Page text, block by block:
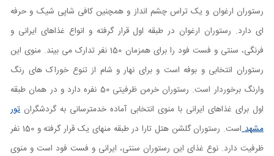
رستوران ارغوان و یک تراس چشم انداز و همچنین کافی شاپی شیک و حرفه
ای دارد. رستوران ارغوان در طبقه اول قرار گرفته و انواع غذاهای ایرانی و
فرنگی، سنتی و فست فود را برای همزمان 150 نفر تدارک می بیند. منوی این
رستوران انتخابی و بوفه است و برای نهار و شام از تنوع خوراک های رنگ
وارنگ برخوردار است. رستوران خرمن ظرفیتی 50 نفره دارد و در همان طبقه
اول برای غذاهای ایرانی با منوی انتخابی آماده خدمترسانی به گردشگران تور
مشهد
است. رستوران گلشن هتل تارا در طبقه منهای یک قرار گرفته و 150 نفر
ظرفیت دارد. نوع غذای این رستوران سنتی، ایرانی و فست فود است و منوی